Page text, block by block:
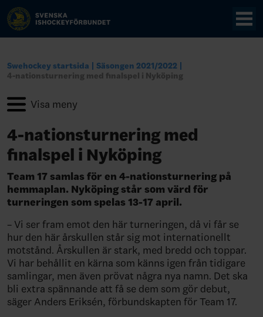
Swehockey startsida
Säsongen 2021/2022
4-nationsturnering med finalspel i Nyköping
4-nationsturnering med
finalspel i Nyköping
Team 17 samlas för en 4-nationsturnering på
hemmaplan. Nyköping står som värd för
turneringen som spelas 13-17 april.
– Vi ser fram emot den här turneringen, då vi får se
hur den här årskullen står sig mot internationellt
motstånd. Årskullen är stark, med bredd och toppar.
Vi har behållit en kärna som känns igen från tidigare
samlingar, men även prövat några nya namn. Det ska
bli extra spännande att få se dem som gör debut,
säger Anders Eriksén, förbundskapten för Team 17.